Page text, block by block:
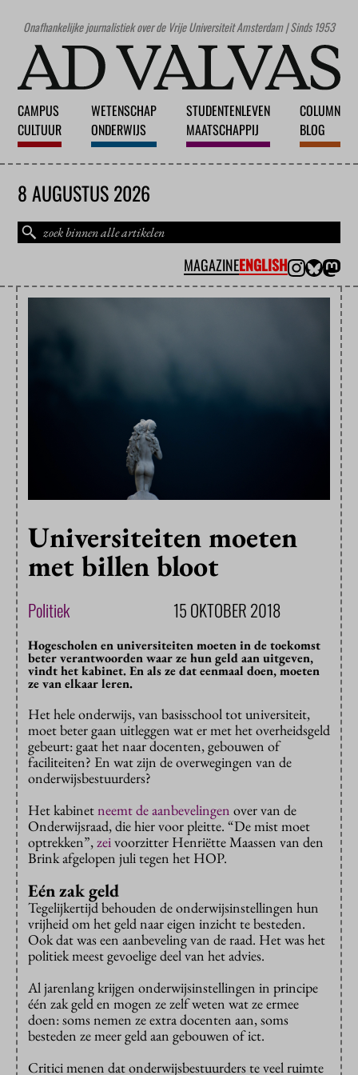
Onafhankelijke journalistiek over de Vrije Universiteit Amsterdam | Sinds 1953
CAMPUS
CULTUUR
WETENSCHAP
ONDERWIJS
STUDENTENLEVEN
MAATSCHAPPIJ
COLUMN
BLOG
8 AUGUSTUS 2026
MAGAZINEENGLISH
Universiteiten moeten
met billen bloot
Politiek 15 OKTOBER 2018
Hogescholen en universiteiten moeten in de toekomst
beter verantwoorden waar ze hun geld aan uitgeven,
vindt het kabinet. En als ze dat eenmaal doen, moeten
ze van elkaar leren.
Het hele onderwijs, van basisschool tot universiteit,
moet beter gaan uitleggen wat er met het overheidsgeld
gebeurt: gaat het naar docenten, gebouwen of
faciliteiten? En wat zijn de overwegingen van de
onderwijsbestuurders?
Het kabinetneemt de aanbevelingen over van de
Onderwijsraad, die hier voor pleitte. “De mist moet
optrekken”,zeivoorzitter Henriëtte Maassen van den
Brink afgelopen juli tegen het HOP.
Eén zak geld
Tegelijkertijd behouden de onderwijsinstellingen hun
vrijheid om het geld naar eigen inzicht te besteden.
Ook dat was een aanbeveling van de raad. Het was het
politiek meest gevoelige deel van het advies.
Al jarenlang krijgen onderwijsinstellingen in principe
één zak geld en mogen ze zelf weten wat ze ermee
doen: soms nemen ze extra docenten aan, soms
besteden ze meer geld aan gebouwen of ict.
Critici menen dat onderwijsbestuurders te veel ruimte